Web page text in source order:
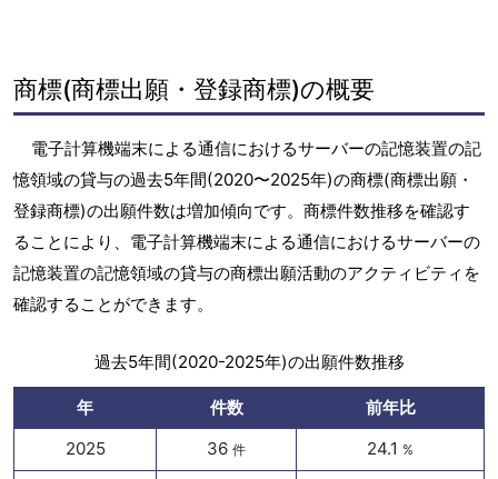
商標(商標出願・登録商標)の概要
電子計算機端末による通信におけるサーバーの記憶装置の記
憶領域の貸与の過去5年間(2020〜2025年)の商標(商標出願・
登録商標)の出願件数は増加傾向です。商標件数推移を確認す
ることにより、電子計算機端末による通信におけるサーバーの
記憶装置の記憶領域の貸与の商標出願活動のアクティビティを
確認することができます。
過去5年間(2020-2025年)の出願件数推移
年 件数
前年比
2025
36 件 24.1 %